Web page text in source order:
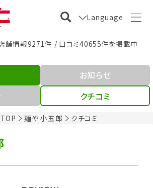
Language
舗情報9271件 / 口コミ40655件を掲載中
麺や 小五郎 クチコミ
お知らせ
クチコミ